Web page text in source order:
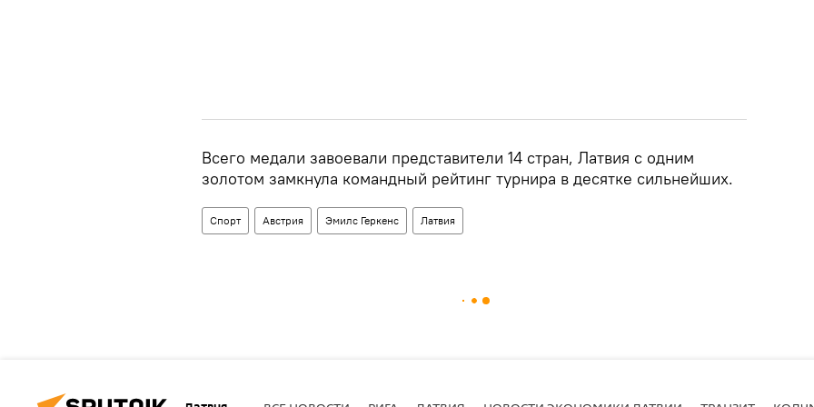
Всего медали завоевали представители 14 стран, Латвия с одним
золотом замкнула командный рейтинг турнира в десятке сильнейших.
Спорт Австрия Эмилс Геркенс Латвия